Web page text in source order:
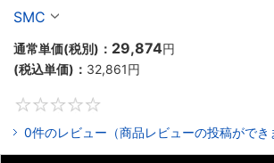
SMC
通常単価(税別)： 29,874円
(税込単価)： 32,861円
0件のレビュー（商品レビューの投稿ができ